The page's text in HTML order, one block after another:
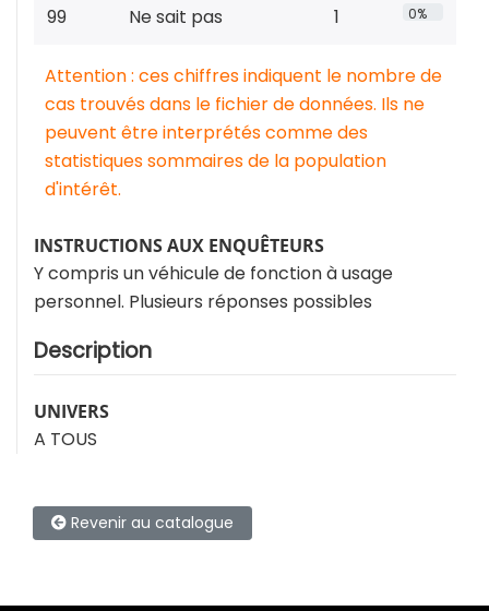
99 Ne sait pas 1 0%
Attention : ces chiffres indiquent le nombre de
cas trouvés dans le fichier de données. Ils ne
peuvent être interprétés comme des
statistiques sommaires de la population
d'intérêt.
INSTRUCTIONS AUX ENQUÊTEURS
Y compris un véhicule de fonction à usage
personnel. Plusieurs réponses possibles
Description
UNIVERS
A TOUS
Revenir au catalogue